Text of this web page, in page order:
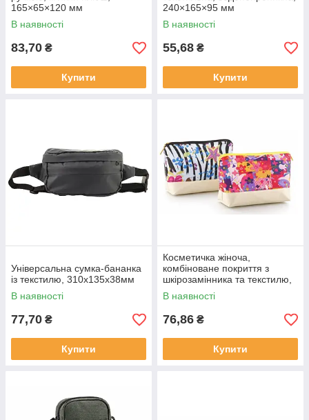
165×65×120 мм
В наявності
83,70 ₴
Купити
240×165×95 мм
В наявності
55,68 ₴
Купити
Універсальна сумка-бананка
із текстилю, 310х135х38мм
В наявності
77,70 ₴
Купити
Косметичка жіноча,
комбіноване покриття з
шкірозамінника та текстилю,
220×150 мм
В наявності
76,86 ₴
Купити